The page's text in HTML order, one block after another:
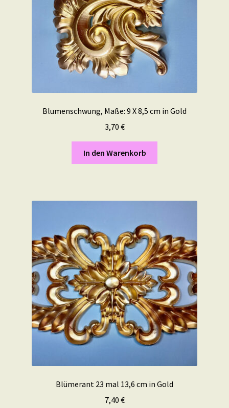
Blumenschwung, Maße: 9 X 8,5 cm in Gold
3,70 €
In den Warenkorb
Blümerant 23 mal 13,6 cm in Gold
7,40 €